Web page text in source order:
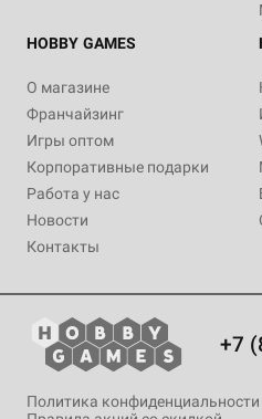
HOBBY GAMES
О магазине
Франчайзинг
Игры оптом
Корпоративные подарки
Работа у нас
Новости
Контакты
+7
Политика конфиденциальности